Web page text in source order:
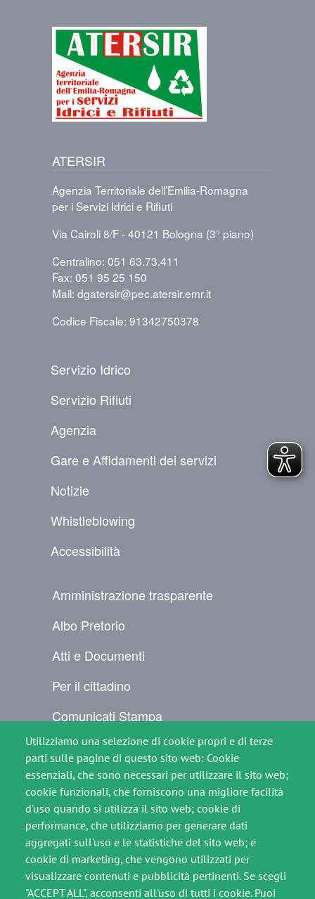
Utilizziamo una selezione di cookie propri e di terze
parti sulle pagine di questo sito web: Cookie
essenziali, che sono necessari per utilizzare il sito web;
cookie funzionali, che forniscono una migliore facilità
d'uso quando si utilizza il sito web; cookie di
performance, che utilizziamo per generare dati
aggregati sull'uso e le statistiche del sito web; e
cookie di marketing, che vengono utilizzati per
visualizzare contenuti e pubblicità pertinenti. Se scegli
"ACCEPT ALL", acconsenti all'uso di tutti i cookie. Puoi
Immagine
ATERSIR
Agenzia Territoriale dell’Emilia-Romagna
per i Servizi Idrici e Rifiuti
Via Cairoli 8/F - 40121 Bologna (3° piano)
Centralino: 051 63.73.411
Fax: 051 95 25 150
Mail: dgatersir@pec.atersir.emr.it
Codice Fiscale: 91342750378
Servizio Idrico
Servizio Rifiuti
Agenzia
Gare e Affidamenti dei servizi
Notizie
Whistleblowing
Accessibilità
Amministrazione trasparente
Albo Pretorio
Atti e Documenti
Per il cittadino
Comunicati Stampa
Contatti
SEGUICI SU
ImmagineImmagine
Footer slim
Crediti